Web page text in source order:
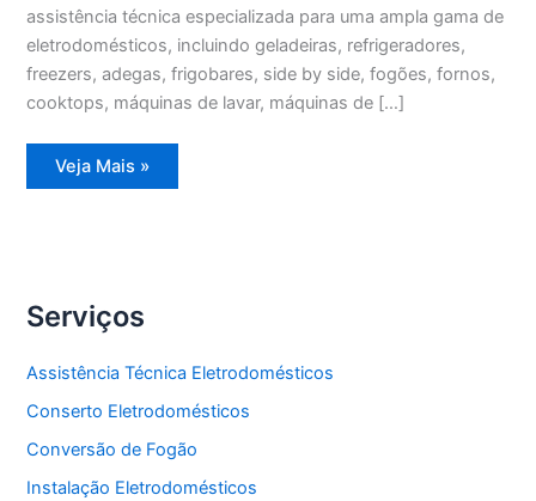
assistência técnica especializada para uma ampla gama de
eletrodomésticos, incluindo geladeiras, refrigeradores,
freezers, adegas, frigobares, side by side, fogões, fornos,
cooktops, máquinas de lavar, máquinas de […]
Assistência
Técnica
Veja Mais »
Serviços
Assistência Técnica Eletrodomésticos
Conserto Eletrodomésticos
Conversão de Fogão
Instalação Eletrodomésticos